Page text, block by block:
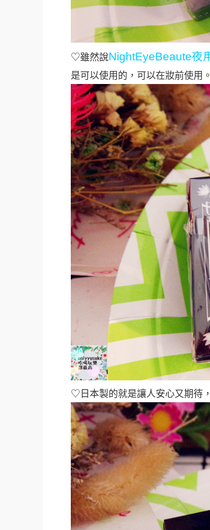
♡雖然說NightEyeBeaute夜
是可以使用的，可以在妝前使用 。
♡日本製的就是讓人安心又期待